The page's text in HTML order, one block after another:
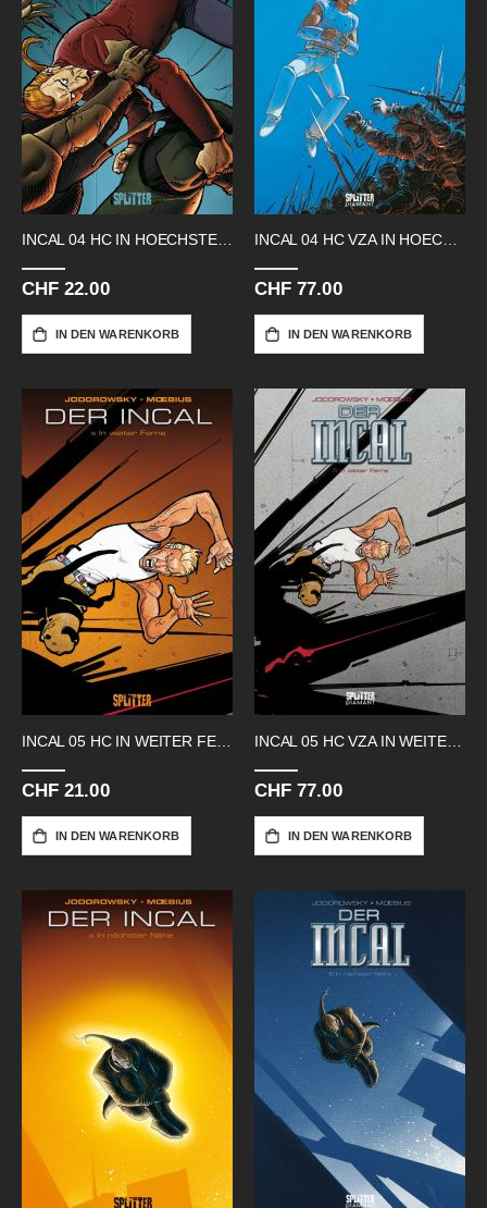
INCAL 04 HC IN HOECHSTEN HOEHEN
CHF 22.00
IN DEN WARENKORB
INCAL 04 HC VZA IN HOECHSTEN HOEHEN
CHF 77.00
IN DEN WARENKORB
INCAL 05 HC IN WEITER FERNE
CHF 21.00
IN DEN WARENKORB
INCAL 05 HC VZA IN WEITER FERNE
CHF 77.00
IN DEN WARENKORB